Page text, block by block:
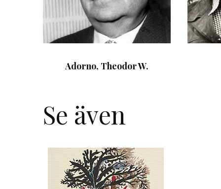
Adorno, Theodor W.
Se även